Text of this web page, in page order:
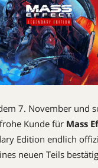
7. November und
Kunde für Mass
Edition endlich
neuen Teils